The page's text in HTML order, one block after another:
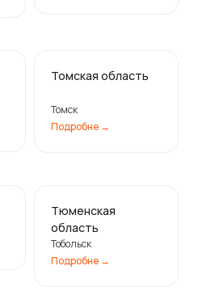
Томская область
Томск
Подробне ㅤ→
Тюменская
область
Тобольск
Подробне ㅤ→